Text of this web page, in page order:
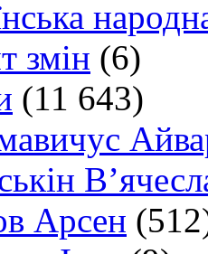
змін (6)
(11 643)
Арсен